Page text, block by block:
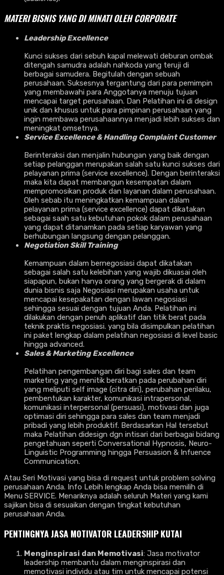
MATERI BISNIS YANG DI MINATI OLEH CORPORATE
Leadership Excellence
Kunci sukses dari sebuh kapal melewati deburan ombak
ditengah samudra adalah nahkoda yang teruji di
berbagai samudera. Begitulah dengan sebuah
perusahaan. Suksesnya tergantung dari para pemimpin
yang membawahi para Anggotanya menuju tujuan
mencapai target perusahaan. Dan Pelatihan ini di design
unik dan khusus untuk para pimpinan perusahaan yang
ingin membawa perusahaannya menjadi lebih sukses dan
meningkat omsetnya.
Service Excellence & Handling Complaint Customer
Berinteraksi dan menjalin hubungan yang baik dengan
setiap pelanggan merupakan salah satu kunci sukses dari
pelayanan prima (service excellence). Dengan berinteraksi
maka kita dapat membangun kesempatan dalam
mempromosikan produk dan layanan dalam perusahaan.
Oleh sebab itu meningkatkan kemampuan dalam
pelayanan prima (service excellence) dapat dikatakan
sebagai saah satu kebutuhan pokok dalam perusahaan
yang dapat ditanamkan pada setiap karyawan yang
berhubungan langsung dengan pelanggan.
Negotiation Skill Training
Kemampuan dalam bernegosiasi dapat dikatakan
sebagai salah satu kelebihan yang wajib dikuasai oleh
siapapun, bukan hanya orang yang bergerak di dalam
dunia bisnis saja Negosiasi merupakan usaha untuk
mencapai kesepakatan dengan lawan negosiasi
sehingga sesuai dengan tujuan Anda. Pelatihan ini
dilakukan dengan penuh aplikatif dan titik berat pada
teknik praktis negosiasi. yang bila disimpulkan pelatihan
ini paket lengkap dalam pelatihan negosiasi di level basic
hingga advanced.
Sales & Marketing Excellence
Pelatihan pengembangan diri bagi sales dan team
marketing yang menitik beratkan pada perubahan diri
yang meliputi self image (citra diri), perubahan perilaku,
pembentukan karakter, komunikasi intrapersonal,
komunikasi interpersonal (persuasi), motivasi dan juga
optimasi diri sehingga para sales dan team menjadi
pribadi yang lebih produktif. Berdasarkan Hal tersebut
maka Pelatihan didesign dgn intisari dari berbagai bidang
pengetahuan seperti Conversational Hypnosis, Neuro-
Linguistic Programming hingga Persuasion & Infuence
Communication.
Atau Seri Motivasi yang bisa di request untuk problem solving
perusahaan Anda. Info Lebih lengkap Anda bisa memilih di
Menu SERVICE. Menariknya adalah seluruh Materi yang kami
sajikan bisa di sesuaikan dengan tingkat kebutuhan
perusahaan Anda.
PENTINGNYAJASA MOTIVATOR LEADERSHIP KUTAI
Menginspirasi dan Memotivasi: Jasa motivator
leadership membantu dalam menginspirasi dan
memotivasi individu atau tim untuk mencapai potensi